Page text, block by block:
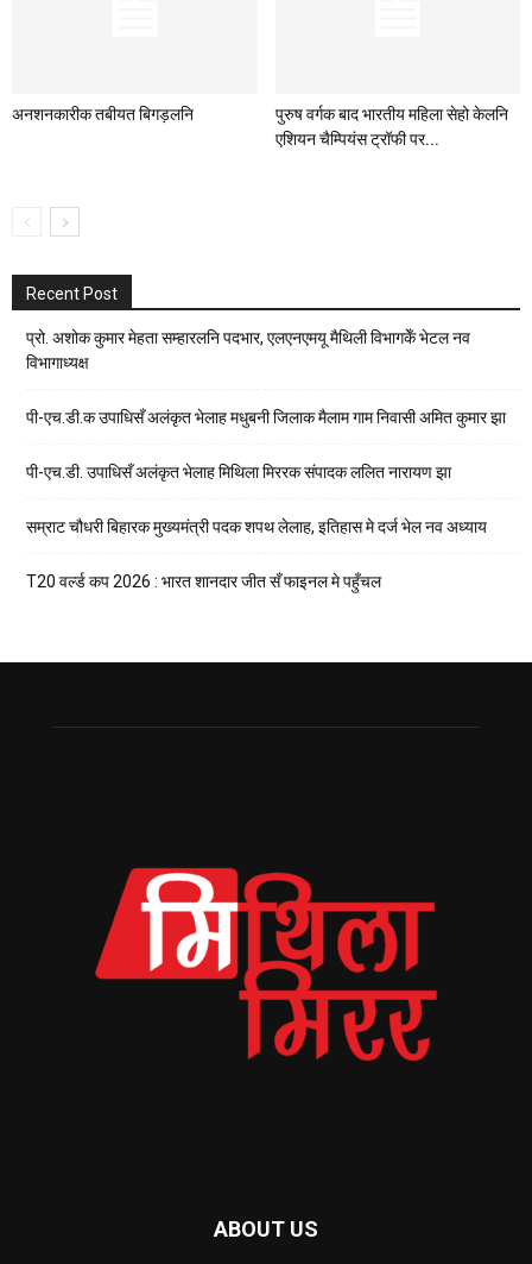
अनशनकारीक तबीयत बिगड़लनि
पुरुष वर्गक बाद भारतीय महिला सेहो केलनि
एशियन चैम्पियंस ट्रॉफी पर...
Recent Post
प्रो. अशोक कुमार मेहता सम्हारलनि पदभार, एलएनएमयू मैथिली विभागकेँ भेटल नव
विभागाध्यक्ष
पी-एच.डी.क उपाधिसँ अलंकृत भेलाह मधुबनी जिलाक मैलाम गाम निवासी अमित कुमार झा
पी-एच.डी. उपाधिसँ अलंकृत भेलाह मिथिला मिररक संपादक ललित नारायण झा
सम्राट चौधरी बिहारक मुख्यमंत्री पदक शपथ लेलाह, इतिहास मे दर्ज भेल नव अध्याय
T20 वर्ल्ड कप 2026 : भारत शानदार जीत सँ फाइनल मे पहुँचल
ABOUT US